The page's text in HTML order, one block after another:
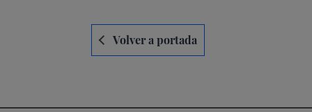
Navegación Volver a portada